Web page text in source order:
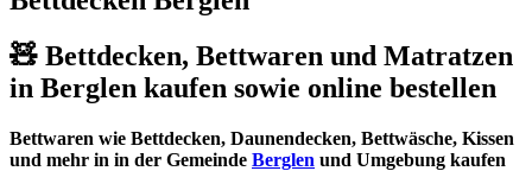
🧸 Bettdecken, Bettwaren und Matratzen
in Berglen kaufen sowie online bestellen
Bettwaren wie Bettdecken, Daunendecken, Bettwäsche, Kissen
und mehr in in der Gemeinde Berglen und Umgebung kaufen